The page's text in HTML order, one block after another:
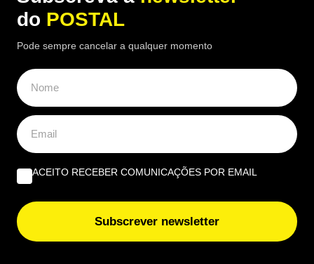
está nos montes e “limpa mais do que
100 pessoas”
Um pastor espanhol defende que o gado consegue
limpar os montes de forma mais eficaz do que
ÚLTIMAS NOTÍCIAS
Se vir isto no Multibanco, afaste-se: espanhóis alertam
do POSTAL
Pode sempre cancelar a qualquer momento
ACEITO RECEBER COMUNICAÇÕES POR EMAIL
Subscrever newsletter